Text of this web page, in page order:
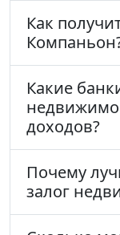
Как
Какие
доходов?
Почему
залог